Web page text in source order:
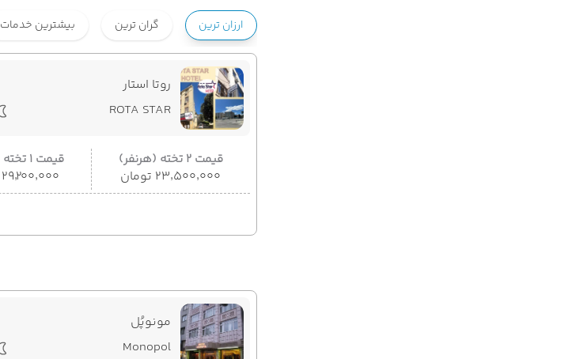
ارزان ترین گران ترین بیشترین خدمات
روتا استار
ROTA STAR
قیمت 2 تخته (هرنفر)
۲۳٬۵۰۰٬۰۰۰ تومان
قیمت 1 تخته (هرنفر)
۲۹٬۲۰۰٬۰۰۰ تومان
مونوپُل
Monopol